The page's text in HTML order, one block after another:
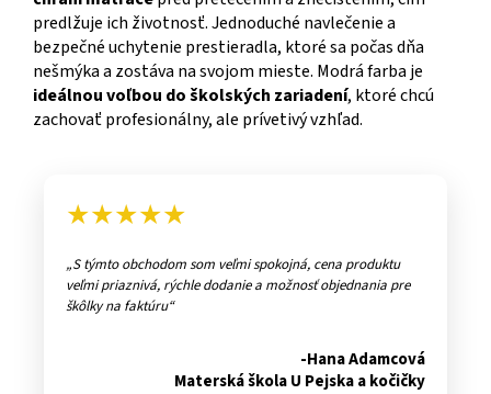
predlžuje ich životnosť. Jednoduché navlečenie a
bezpečné uchytenie prestieradla, ktoré sa počas dňa
nešmýka a zostáva na svojom mieste. Modrá farba je
ideálnou voľbou do školských zariadení, ktoré chcú
zachovať profesionálny, ale prívetivý vzhľad.
★★★★★
S týmto obchodom som veľmi spokojná, cena produktu
veľmi priaznivá, rýchle dodanie a možnosť objednania pre
škôlky na faktúru
-Hana Adamcová
Materská škola U Pejska a kočičky